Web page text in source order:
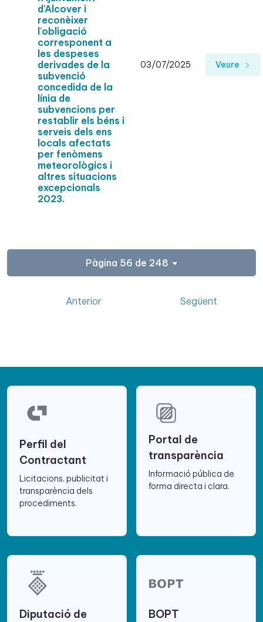
d'Alcover i
reconèixer
l'obligació
corresponent a
les despeses
derivades de la
subvenció
concedida de la
línia de
subvencions per
restablir els béns i
serveis dels ens
locals afectats
per fenòmens
meteorològics i
altres situacions
excepcionals
2023.
03/07/2025 Veure
Pàgina 56 de 248
Anterior Següent
Perfil del
Contractant
Licitacions, publicitat i
transparència dels
procediments.
Portal de
transparència
Informació pública de
forma directa i clara.
Diputació de
BOPT